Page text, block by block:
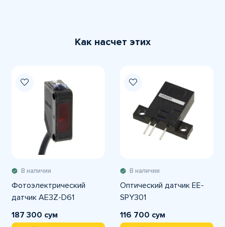
Как насчет этих
В наличии
Фотоэлектрический
датчик AE3Z-D61
187 300 сум
В наличии
Оптический датчик EE-
SPY301
116 700 сум